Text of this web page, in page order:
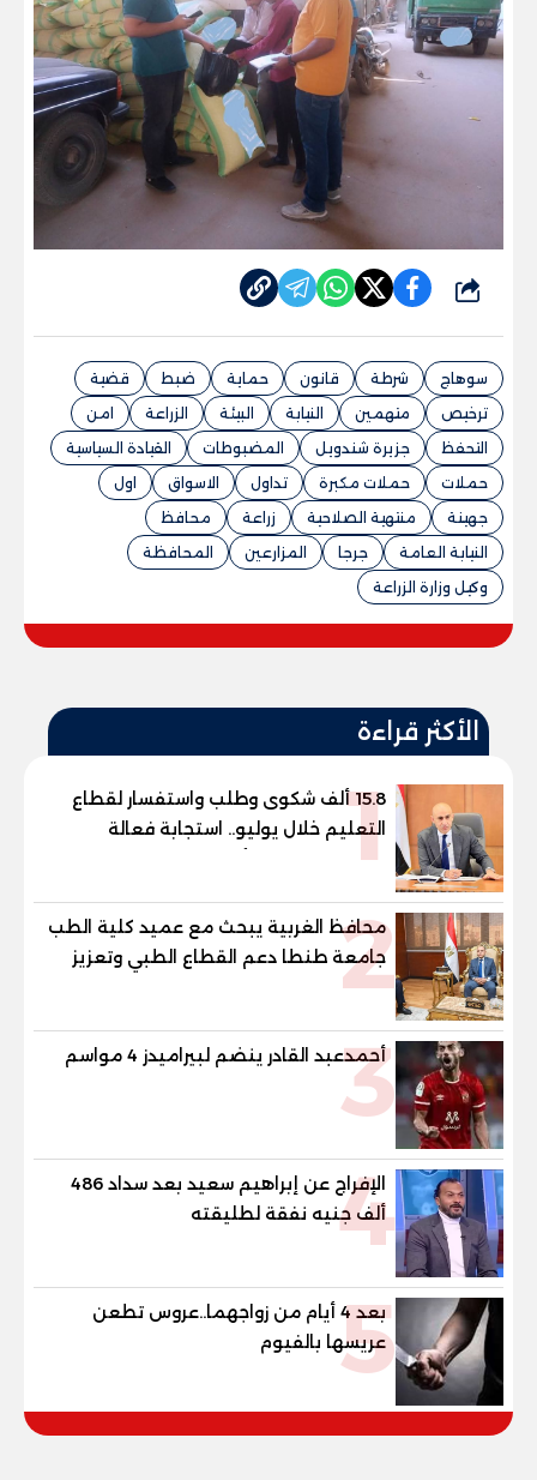
شارك
سوهاج شرطة قانون حماية ضبط
قضية
ترخيص
متهمين النيابة البيئة الزراعة
امن
التحفظ
جزيرة شندويل المضبوطات
القيادة السياسية
حملات
حملات مكبرة تداول الاسواق
اول
جهينة
منتهية الصلاحية زراعة
محافظ
النيابة العامة
جرجا المزارعين
المحافظة
وكيل وزارة الزراعة
الأكثر قراءة
115.8 ألف شكوى وطلب واستفسار لقطاع
التعليم خلال يوليو.. استجابة فعالة
لشكاوى الطلاب وأولياء الأمور
2
محافظ الغربية يبحث مع عميد كلية الطب
جامعة طنطا دعم القطاع الطبي وتعزيز
الاستفادة من الخبرات الأكاديمية
3
أحمدعبد القادر ينضم لبيراميدز 4 مواسم
4
الإفراج عن إبراهيم سعيد بعد سداد 486
ألف جنيه نفقة لطليقته
5بعد 4 أيام من زواجهما..عروس تطعن
عريسها بالفيوم